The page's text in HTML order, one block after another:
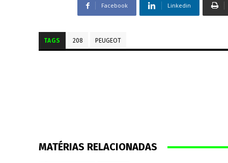
Facebook Linkedin
TAGS 208 PEUGEOT
MATÉRIAS RELACIONADAS